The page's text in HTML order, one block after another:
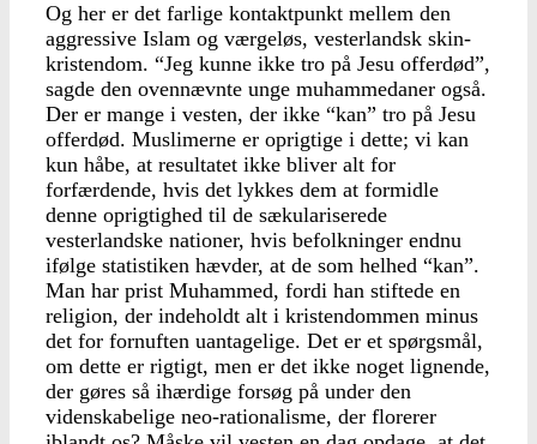
Og her er det farlige kontaktpunkt mellem den
aggressive Islam og værgeløs, vesterlandsk skin-
kristendom. “Jeg kunne ikke tro på Jesu offerdød”,
sagde den ovennævnte unge muhammedaner også.
Der er mange i vesten, der ikke “kan” tro på Jesu
offerdød. Muslimerne er oprigtige i dette; vi kan
kun håbe, at resultatet ikke bliver alt for
forfærdende, hvis det lykkes dem at formidle
denne oprigtighed til de sækulariserede
vesterlandske nationer, hvis befolkninger endnu
ifølge statistiken hævder, at de som helhed “kan”.
Man har prist Muhammed, fordi han stiftede en
religion, der indeholdt alt i kristendommen minus
det for fornuften uantagelige. Det er et spørgsmål,
om dette er rigtigt, men er det ikke noget lignende,
der gøres så ihærdige forsøg på under den
videnskabelige neo-rationalisme, der florerer